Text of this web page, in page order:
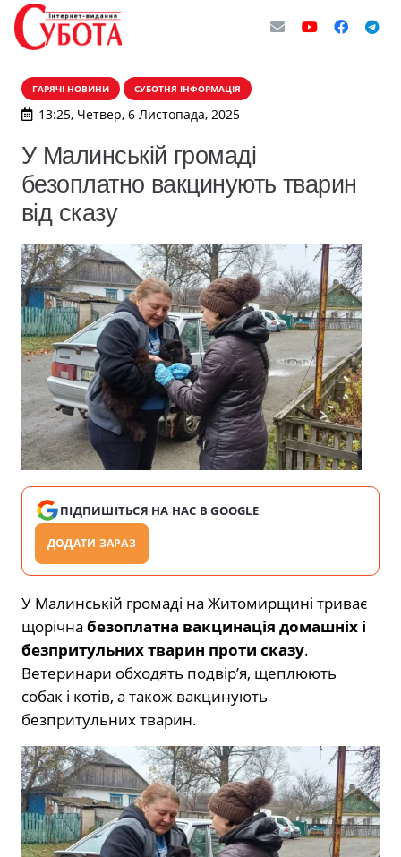
ГАРЯЧІ НОВИНИ СУБОТНЯ ІНФОРМАЦІЯ
13:25, Четвер, 6 Листопада, 2025
У Малинській громаді
безоплатно вакцинують тварин
від сказу
ПІДПИШІТЬСЯ НА НАС В GOOGLE
ДОДАТИ ЗАРАЗ
У Малинській громаді на Житомирщині триває
щорічна безоплатна вакцинація домашніх і
безпритульних тварин проти сказу.
Ветеринари обходять подвір’я, щеплюють
собак і котів, а також вакцинують
безпритульних тварин.